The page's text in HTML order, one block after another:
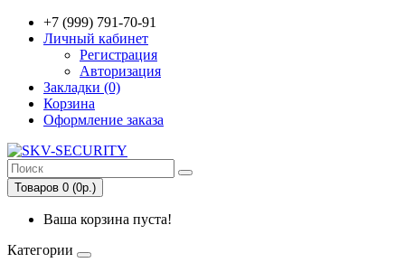
+7 (999) 791-70-91
Личный кабинет
Регистрация
Авторизация
Закладки (0)
Корзина
Оформление заказа
Товаров 0 (0р.)
Ваша корзина пуста!
Категории